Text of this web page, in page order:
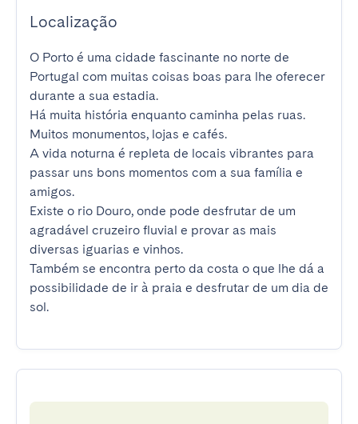
Localização
O Porto é uma cidade fascinante no norte de
Portugal com muitas coisas boas para lhe oferecer
durante a sua estadia.
Há muita história enquanto caminha pelas ruas.
Muitos monumentos, lojas e cafés.
A vida noturna é repleta de locais vibrantes para
passar uns bons momentos com a sua família e
amigos.
Existe o rio Douro, onde pode desfrutar de um
agradável cruzeiro fluvial e provar as mais
diversas iguarias e vinhos.
Também se encontra perto da costa o que lhe dá a
possibilidade de ir à praia e desfrutar de um dia de
sol.